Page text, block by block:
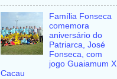
Família Fonseca
comemora
aniversário do
Patriarca, José
Fonseca, com
jogo Guaiamum X
Cacau